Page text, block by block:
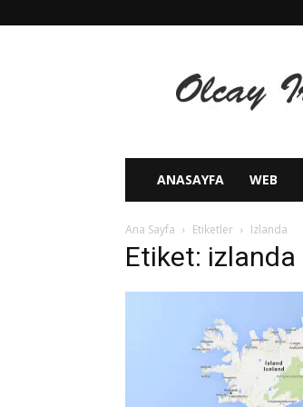
IRMAK
ANASAYFA WEB
Ana Sayfa Etiketler Izlanda
Etiket: izlanda